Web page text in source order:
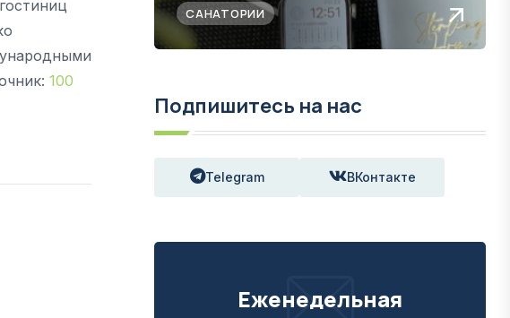
100
САНАТОРИИ
Подпишитесь на нас
Telegram ВКонтакте
Еженедельная